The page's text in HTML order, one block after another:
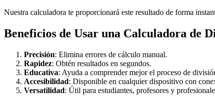
Nuestra calculadora te proporcionará este resultado de forma
Beneficios de Usar una Calculadora de
Precisión: Elimina errores de cálculo manual.
Rapidez: Obtén resultados en segundos.
Educativa: Ayuda a comprender mejor el proceso de
Accesibilidad: Disponible en cualquier dispositivo con
Versatilidad: Útil para estudiantes, profesores y